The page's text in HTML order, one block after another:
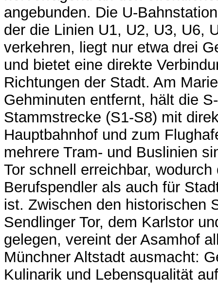
angebunden. Die U-
der die Linien U1, U2, U3, U6,
verkehren, liegt nur etwa drei
und bietet eine direkte
Richtungen der Stadt. Am
Gehminuten entfernt, hält die
Stammstrecke (S1-S8) mit
Hauptbahnhof und zum
mehrere Tram- und Buslinien
Tor schnell erreichbar,
Berufspendler als auch für
ist. Zwischen den historischen
Sendlinger Tor, dem Karlstor
gelegen, vereint der Asamhof
Münchner Altstadt ausmacht:
Kulinarik und Lebensqualität